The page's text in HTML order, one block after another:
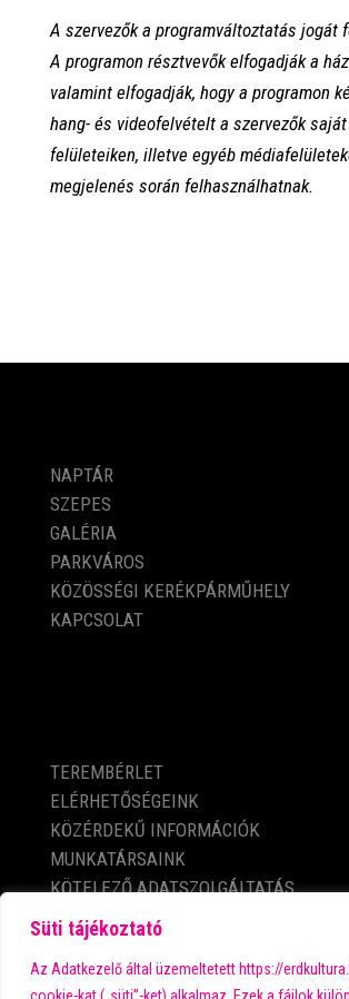
Süti tájékoztató
Az Adatkezelő által üzemeltetett https://
A szervezők a programváltoztatás jogát
A programon résztvevők elfogadják a
valamint elfogadják, hogy a programon
hang- és videofelvételt a szervezők
felületeiken, illetve egyéb
megjelenés során felhasználhatnak.
NAPTÁR
SZEPES
GALÉRIA
PARKVÁROS
KÖZÖSSÉGI KERÉKPÁRMŰHELY
KAPCSOLAT
TEREMBÉRLET
ELÉRHETŐSÉGEINK
KÖZÉRDEKŰ INFORMÁCIÓK
MUNKATÁRSAINK
KÖTELEZŐ ADATSZOLGÁLTATÁS
ADATVÉDELMI TÁJÉKOZTATÓ
IMPRESSZUM